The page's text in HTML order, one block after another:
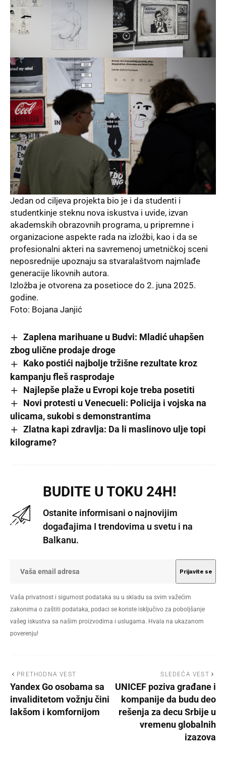
Jedan od ciljeva projekta bio je i da studenti i
studentkinje steknu nova iskustva i uvide, izvan
akademskih obrazovnih programa, u pripremne i
organizacione aspekte rada na izložbi, kao i da se
profesionalni akteri na savremenoj umetničkoj sceni
neposrednije upoznaju sa stvaralaštvom najmlađe
generacije likovnih autora.
Izložba je otvorena za posetioce do 2. juna 2025.
godine.
Foto: Bojana Janjić
Zaplena marihuane u Budvi: Mladić uhapšen
zbog ulične prodaje droge
Kako postići najbolje tržišne rezultate kroz
kampanju fleš rasprodaje
Najlepše plaže u Evropi koje treba posetiti
Novi protesti u Venecueli: Policija i vojska na
ulicama, sukobi s demonstrantima
Zlatna kapi zdravlja: Da li maslinovo ulje topi
kilograme?
BUDITE U TOKU 24H!
Ostanite informisani o najnovijim
događajima I trendovima u svetu i na
Balkanu.
Vaša privatnost i sigurnost podataka su u skladu sa svim važećim
zakonima o zaštiti podataka, podaci se koriste isključivo za poboljšanje
vašeg iskustva sa našim proizvodima i uslugama. Hvala na ukazanom
poverenju!
PRETHODNA VEST
Yandex Go osobama sa
invaliditetom vožnju čini
lakšom i komfornijom
SLEDEĆA VEST
UNICEF poziva građane i
kompanije da budu deo
rešenja za decu Srbije u
vremenu globalnih
izazova